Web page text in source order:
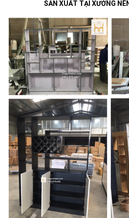
SẢN XUẤT TẠI XƯỞNG